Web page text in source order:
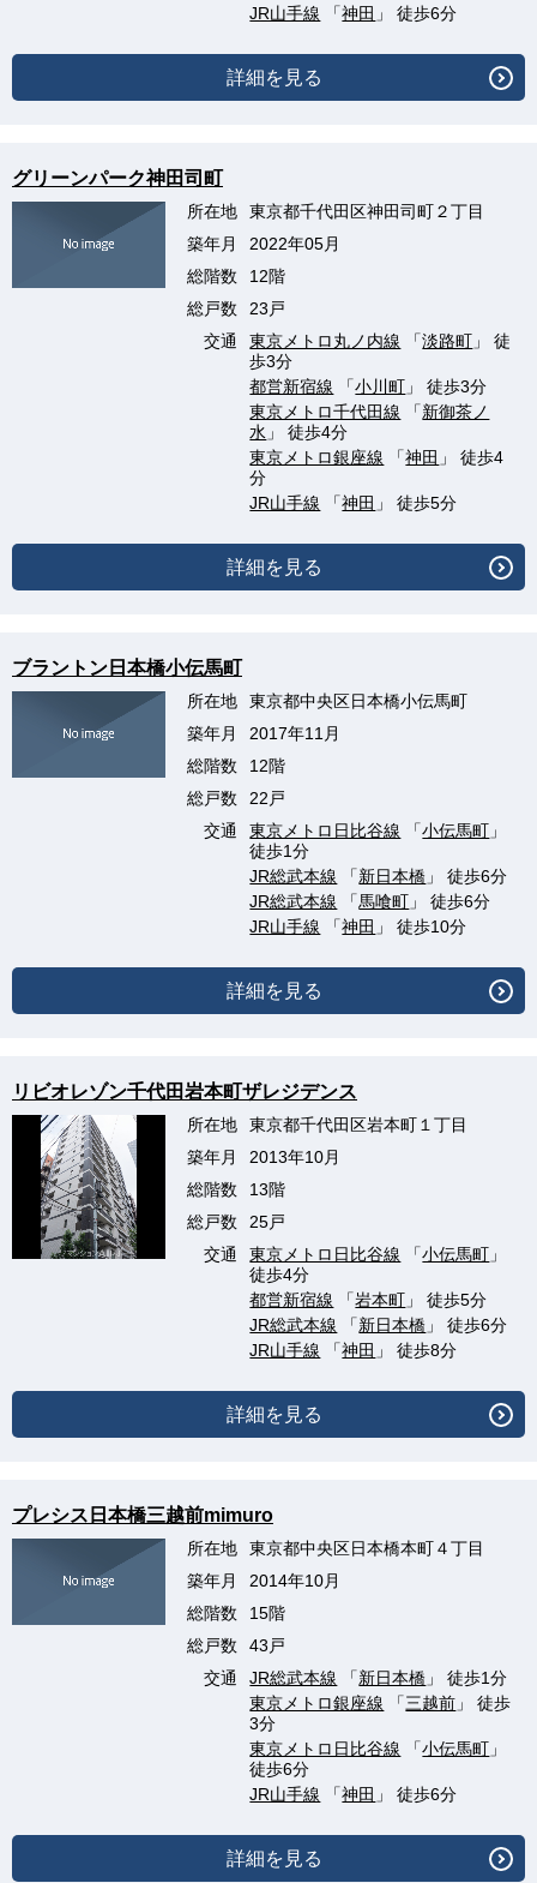
JR山手線 「神田 」 徒歩6分
詳細を見る
グリーンパーク神田司町
所在地
東京都千代田区神田司町２丁目
築年月
2022年05月
総階数
12階
総戸数
23戸
交通
東京メトロ丸ノ内線 「淡路町 」 徒
歩3分
都営新宿線 「小川町 」 徒歩3分
東京メトロ千代田線 「新御茶ノ
水 」 徒歩4分
東京メトロ銀座線 「神田 」 徒歩4
分
JR山手線 「神田 」 徒歩5分
詳細を見る
ブラントン日本橋小伝馬町
所在地
東京都中央区日本橋小伝馬町
築年月
2017年11月
総階数
12階
総戸数
22戸
交通
東京メトロ日比谷線 「小伝馬町 」
徒歩1分
JR総武本線 「新日本橋 」 徒歩6分
JR総武本線 「馬喰町 」 徒歩6分
JR山手線 「神田 」 徒歩10分
詳細を見る
リビオレゾン千代田岩本町ザレジデンス
所在地
東京都千代田区岩本町１丁目
築年月
2013年10月
総階数
13階
総戸数
25戸
交通
東京メトロ日比谷線 「小伝馬町 」
徒歩4分
都営新宿線 「岩本町 」 徒歩5分
JR総武本線 「新日本橋 」 徒歩6分
JR山手線 「神田 」 徒歩8分
詳細を見る
プレシス日本橋三越前mimuro
所在地
東京都中央区日本橋本町４丁目
築年月
2014年10月
総階数
15階
総戸数
43戸
交通
JR総武本線 「新日本橋 」 徒歩1分
東京メトロ銀座線 「三越前 」 徒歩
3分
東京メトロ日比谷線 「小伝馬町 」
徒歩6分
JR山手線 「神田 」 徒歩6分
詳細を見る